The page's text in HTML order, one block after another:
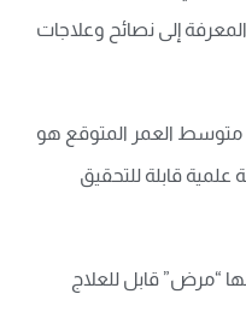
إلى نصائح وعلاجات
متوسط العمر المتوقع هو
قابلة للتحقيق
“مرض” قابل للعلاج